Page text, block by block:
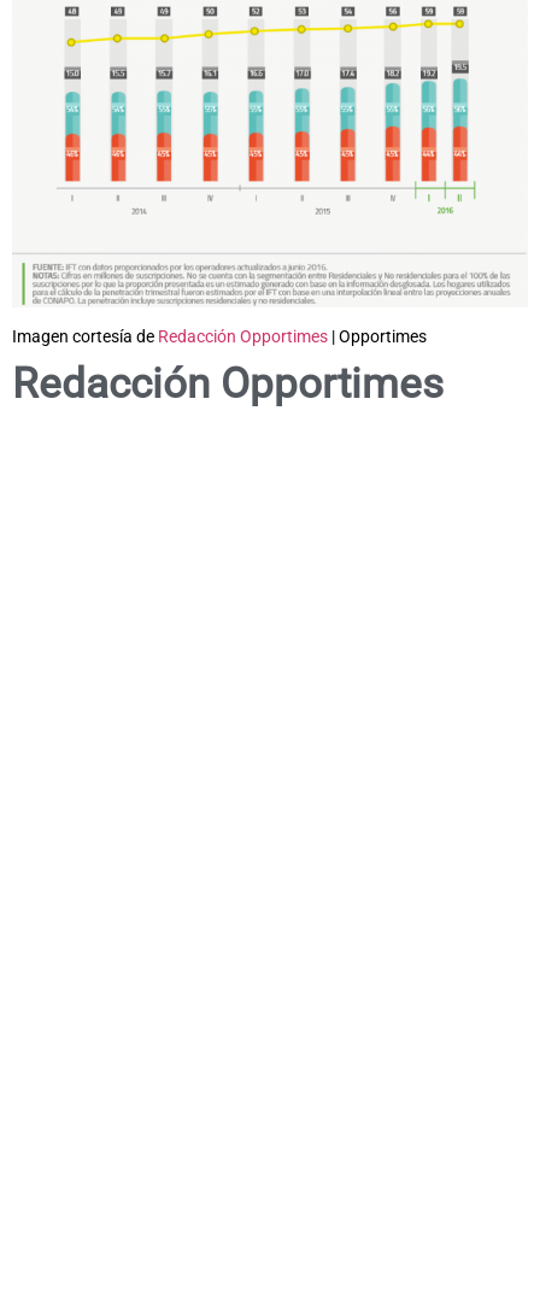
Imagen cortesía de Redacción Opportimes | Opportimes
Redacción Opportimes